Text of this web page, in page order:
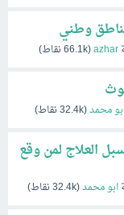
وطني
azhar
(
66.1kنقاط)
محمد(
32.4kنقاط)
العلاج لمن وقع
ابو محمد(
32.4kنقاط)